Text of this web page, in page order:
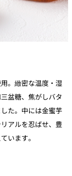
。緻密な温度・ 湿
盆糖、 焦がしバタ
た。 中には金蜜芋
アルを忍ばせ、 豊
います。